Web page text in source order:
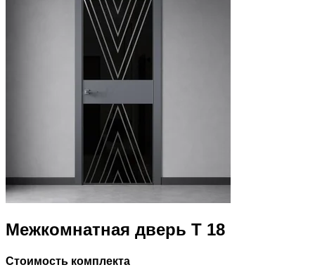
Межкомнатная дверь T 18
Стоимость комплекта